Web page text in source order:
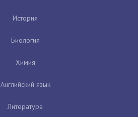
История
Биология
Химия
Английский язык
Литература